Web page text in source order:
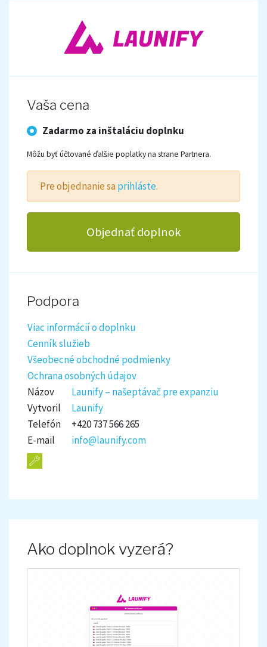
Vaša cena
Zadarmo za inštaláciu doplnku
Môžu byť účtované ďalšie poplatky na strane Partnera.
Pre objednanie sa prihláste.
Objednať doplnok
Podpora
Viac informácií o doplnku
Cenník služieb
Všeobecné obchodné podmienky
Ochrana osobných údajov
Názov
Launify – našeptávač pre expanziu
Vytvoril
Launify
Telefón
+420 737 566 265
E-mail
info@launify.com
Ako doplnok vyzerá?